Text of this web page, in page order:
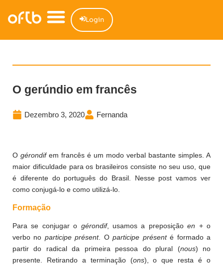
Login
O gerúndio em francês
Dezembro 3, 2020 Fernanda
O gérondif em francês é um modo verbal bastante simples. A
maior dificuldade para os brasileiros consiste no seu uso, que
é diferente do português do Brasil. Nesse post vamos ver
como conjugá-lo e como utilizá-lo.
Formação
Para se conjugar o gérondif, usamos a preposiçãoen + o
verbo no participe présent. Oparticipe présenté formado a
partir do radical da primeira pessoa do plural (nous) no
presente. Retirando a terminação (ons), o que resta é o